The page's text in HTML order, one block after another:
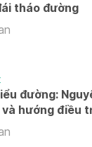
LÝ CÂN NẶNG
tháo đường
đường:
hướng điều